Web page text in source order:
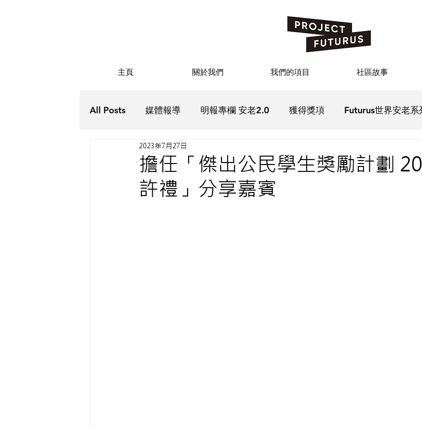
主頁 關於我們 我們的項目 社區故事
All Posts 媒體報導 明報專欄 安老2.0 獲得獎項 Futurus世界安老系
Futurus解密 Futurus抗疫
擔任「傑出公民學生獎勵計劃
許禮」分享嘉賓
2023年7月27日